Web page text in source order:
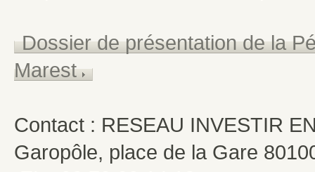
Dossier de présentation de la
Marest
Contact : RESEAU INVESTIR
Garopôle, place de la Gare